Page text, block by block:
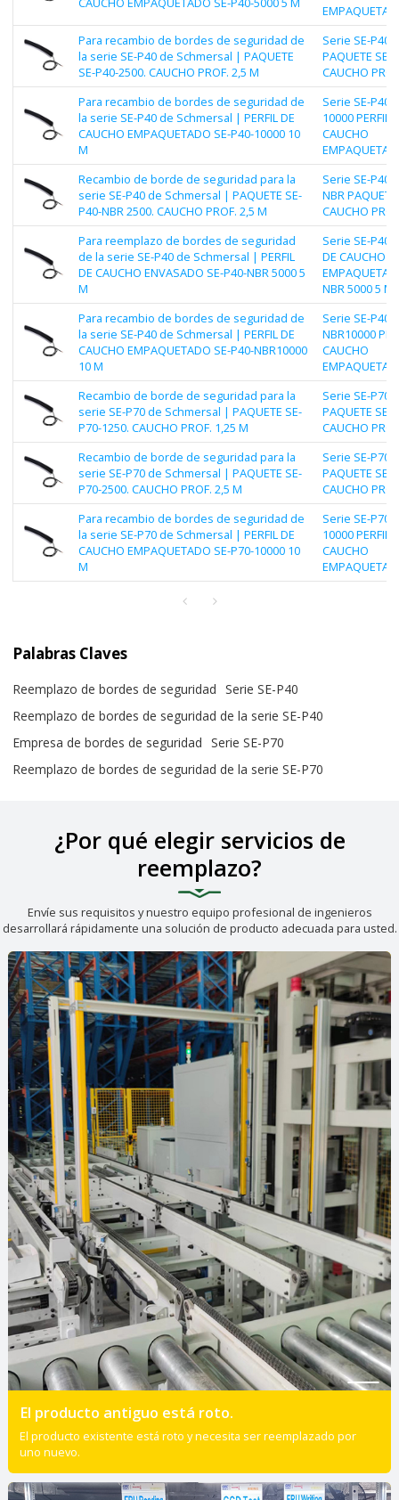
Para recambio de bordes de seguridad de
la serie SE-P40 de Schmersal | PAQUETE
SE-P40-2500. CAUCHO PROF. 2,5 M
Serie SE-P40 |
PAQUETE SE-
CAUCHO
Para recambio de bordes de seguridad de
la serie SE-P40 de Schmersal | PERFIL DE
CAUCHO EMPAQUETADO SE-P40-10000 10
M
Serie SE-P40
10000 PERFIL
CAUCHO
Recambio de borde de seguridad para la
serie SE-P40 de Schmersal | PAQUETE SE-
P40-NBR 2500. CAUCHO PROF. 2,5 M
Serie SE-P40
NBR
CAUCHO
Para reemplazo de bordes de seguridad
de la serie SE-P40 de Schmersal | PERFIL
DE CAUCHO ENVASADO SE-P40-NBR 5000 5
M
Serie SE-P40 |
DE CAUCHO
NBR 5000 5 M
Para recambio de bordes de seguridad de
la serie SE-P40 de Schmersal | PERFIL DE
CAUCHO EMPAQUETADO SE-P40-NBR10000
10 M
Serie SE-P40
NBR10000
CAUCHO
Recambio de borde de seguridad para la
serie SE-P70 de Schmersal | PAQUETE SE-
P70-1250. CAUCHO PROF. 1,25 M
Serie SE-P70 |
PAQUETE SE-
CAUCHO
Recambio de borde de seguridad para la
serie SE-P70 de Schmersal | PAQUETE SE-
P70-2500. CAUCHO PROF. 2,5 M
Serie SE-P70 |
PAQUETE SE-
CAUCHO
Para recambio de bordes de seguridad de
la serie SE-P70 de Schmersal | PERFIL DE
CAUCHO EMPAQUETADO SE-P70-10000 10
M
Serie SE-P70
10000 PERFIL
CAUCHO
Palabras Claves
Reemplazo de bordes de seguridad
Serie SE-P40
Reemplazo de bordes de seguridad de la serie SE-P40
Empresa de bordes de seguridad
Serie SE-P70
Reemplazo de bordes de seguridad de la serie SE-P70
¿Por qué elegir servicios de
reemplazo?
Envíe sus requisitos y nuestro equipo profesional de ingenieros
desarrollará rápidamente una solución de producto adecuada para usted.
El producto antiguo está roto.
El producto existente está roto y necesita ser reemplazado por
uno nuevo.